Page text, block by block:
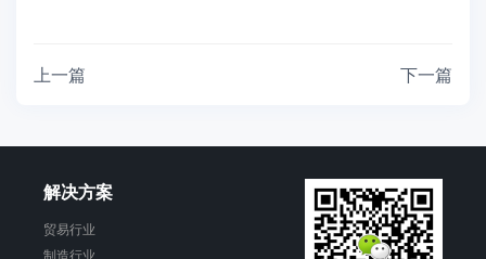
上一篇 下一篇
解决方案
贸易行业
制造行业